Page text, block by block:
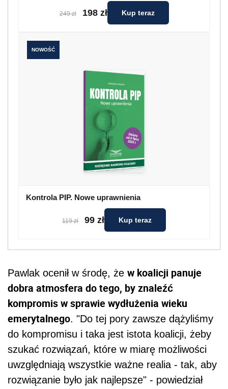
249 zł 198 zł Kup teraz
NOWOŚĆ
Kontrola PIP. Nowe uprawnienia
119 zł 99 zł Kup teraz
Pawlak ocenił w środę, że w koalicji panuje
dobra atmosfera do tego, by znaleźć
kompromis w sprawie wydłużenia wieku
emerytalnego. "Do tej pory zawsze dążyliśmy
do kompromisu i taka jest istota koalicji, żeby
szukać rozwiązań, które w miarę możliwości
uwzględniają wszystkie ważne realia - tak, aby
rozwiązanie było jak najlepsze" - powiedział